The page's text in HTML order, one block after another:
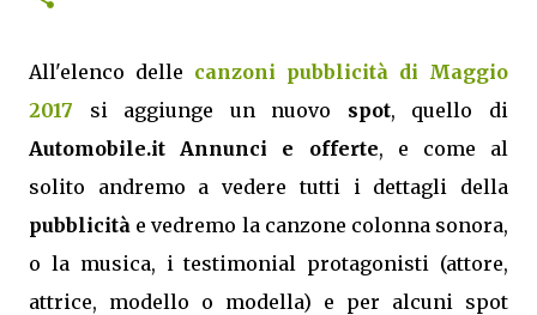
All'elenco delle canzoni pubblicità di Maggio
2017 si aggiunge un nuovo spot, quello di
Automobile.it Annunci e offerte, e come al
solito andremo a vedere tutti i dettagli della
pubblicità e vedremo la canzone colonna sonora,
o la musica, i testimonial protagonisti (attore,
attrice, modello o modella) e per alcuni spot